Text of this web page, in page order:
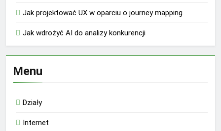
Jak projektować UX w oparciu o journey mapping
Jak wdrożyć AI do analizy konkurencji
Menu
Działy
Internet